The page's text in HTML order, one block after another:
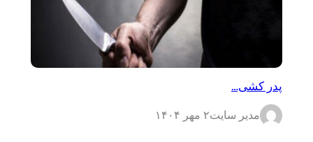
پدر کشی…
مدیر سایت۲ مهر ۱۴۰۴